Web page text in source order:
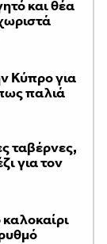
και θέα
Κύπρο για
παλιά
ταβέρνες,
για τον